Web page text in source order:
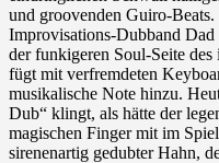
und groovenden Guiro-
Improvisations-Dubband
der funkigeren Soul-Seite
fügt mit verfremdeten
musikalische Note hinzu.
Dub“ klingt, als hätte der
magischen Finger mit im
sirenenartig gedubter Hahn,